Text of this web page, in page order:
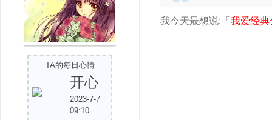
TA的每日心情
开心
2023-7-7
09:10
我今天最想说:「 我爱经典